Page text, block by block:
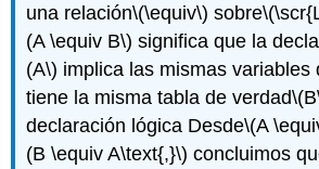
una relación\(\equiv\) sobre
(A \equiv B\) significa que la
(A\) implica las mismas variables
tiene la misma tabla de verdad
declaración lógica Desde\(A
(B \equiv A\text{,}\) concluimos